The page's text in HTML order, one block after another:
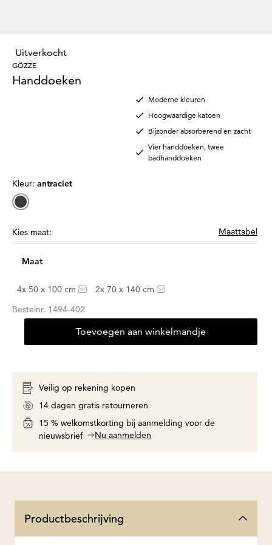
Uitverkocht
GÖZZE
Handdoeken
Moderne kleuren
Hoogwaardige katoen
Bijzonder absorberend en zacht
Vier handdoeken, twee
badhanddoeken
Kleur: antraciet
Kies maat: Maattabel
Maat
4x 50 x 100 cm
2x 70 x 140 cm
Bestelnr. 1494-402
Toevoegen aan winkelmandje
Veilig op rekening kopen
14 dagen gratis retourneren
15 % welkomstkorting bij aanmelding voor de
nieuwsbrief
Nu aanmelden
Productbeschrijving